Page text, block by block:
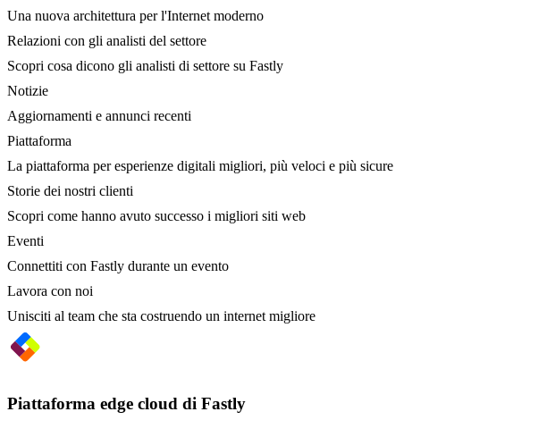
Una nuova architettura per l'Internet moderno
Relazioni con gli analisti del settore
Scopri cosa dicono gli analisti di settore su Fastly
Notizie
Aggiornamenti e annunci recenti
Piattaforma
La piattaforma per esperienze digitali migliori, più veloci e più sicure
Storie dei nostri clienti
Scopri come hanno avuto successo i migliori siti web
Eventi
Connettiti con Fastly durante un evento
Lavora con noi
Unisciti al team che sta costruendo un internet migliore
Piattaforma edge cloud di Fastly